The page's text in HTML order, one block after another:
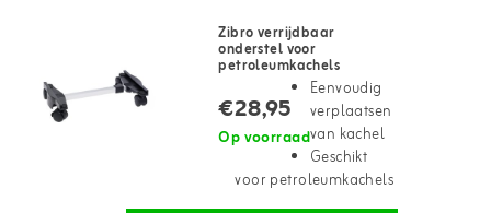
Zibro verrijdbaar
onderstel voor
petroleumkachels
€28,95
Op voorraad
Eenvoudig
verplaatsen
van kachel
Geschikt
voor petroleumkachels